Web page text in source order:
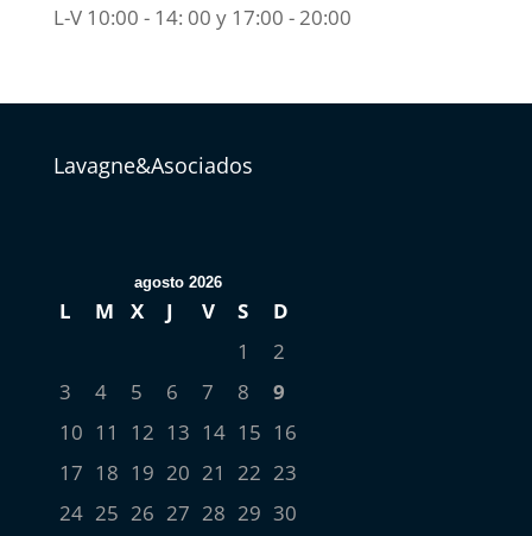
L-V 10:00 - 14: 00 y 17:00 - 20:00
Lavagne&Asociados
agosto 2026
L M X J V S
D
1
2
3
4 5 6 7 8
9
10 11 12 13 14 15 16
17 18 19 20 21 22 23
24 25 26 27 28 29 30